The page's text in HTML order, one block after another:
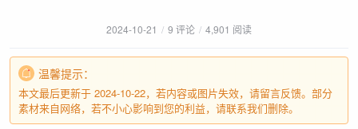
2024-10-21 / 9 评论 / 4,901 阅读
温馨提示：
本文最后更新于 2024-10-22，若内容或图片失效，请留言反馈。部分
素材来自网络，若不小心影响到您的利益，请联系我们删除。